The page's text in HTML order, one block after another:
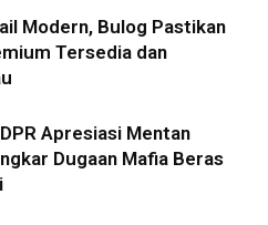
Modern, Bulog Pastikan
Tersedia dan
Apresiasi Mentan
Dugaan Mafia Beras